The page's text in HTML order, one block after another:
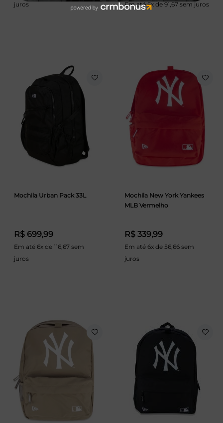
juros
Em até 6x de 91,67 sem juros
Mochila Urban Pack 33L
R$ 699,99
Em até 6x de 116,67 sem
juros
Mochila New York Yankees
MLB Vermelho
R$ 339,99
Em até 6x de 56,66 sem
juros